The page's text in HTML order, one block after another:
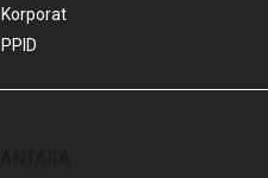
Korporat
PPID